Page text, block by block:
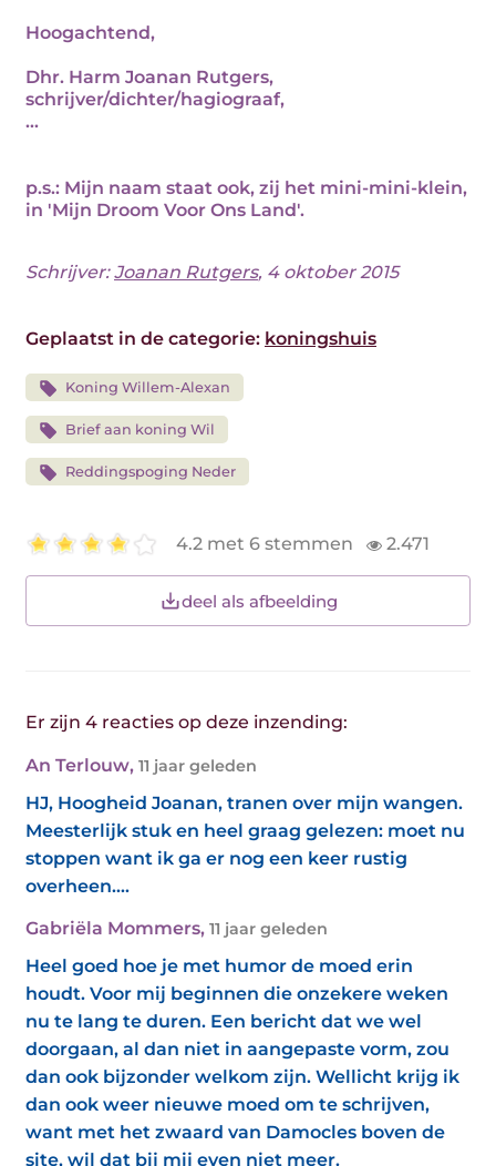
Hoogachtend,
Dhr. Harm Joanan Rutgers,
schrijver/dichter/hagiograaf,
...
p.s.: Mijn naam staat ook, zij het mini-mini-klein,
in 'Mijn Droom Voor Ons Land'.
Schrijver:Joanan Rutgers, 4 oktober 2015
Geplaatst in de categorie: koningshuis
Koning Willem-Alexan
Brief aan koning Wil
Reddingspoging Neder
4.2 met 6 stemmen 2.471
deel als afbeelding
Er zijn 4 reacties op deze inzending:
An Terlouw, 11 jaar geleden
HJ, Hoogheid Joanan, tranen over mijn wangen.
Meesterlijk stuk en heel graag gelezen: moet nu
stoppen want ik ga er nog een keer rustig
overheen....
Gabriëla Mommers, 11 jaar geleden
Heel goed hoe je met humor de moed erin
houdt. Voor mij beginnen die onzekere weken
nu te lang te duren. Een bericht dat we wel
doorgaan, al dan niet in aangepaste vorm, zou
dan ook bijzonder welkom zijn. Wellicht krijg ik
dan ook weer nieuwe moed om te schrijven,
want met het zwaard van Damocles boven de
site, wil dat bij mij even niet meer.